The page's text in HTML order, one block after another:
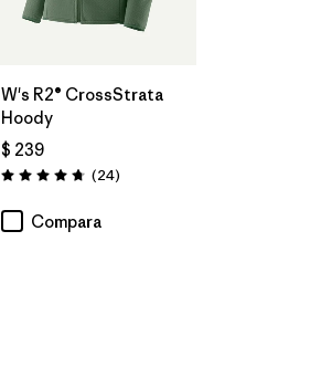
W's R2® CrossStrata
Hoody
$ 239
Valoración: 4.8 / 5
(24Comentarios
)
Compara